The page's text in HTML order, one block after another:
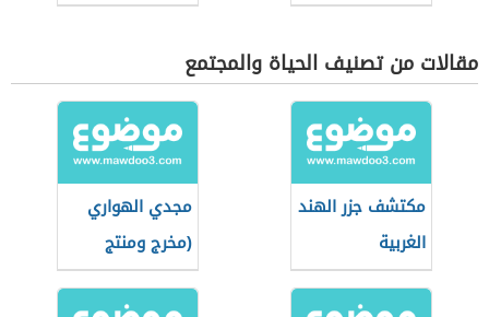
مقالات من تصنيف الحياة والمجتمع
مكتشف جزر الهند
الغربية
مجدي الهواري
(مخرج ومنتج
مصري)